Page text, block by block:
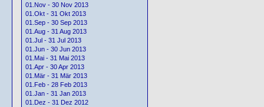
01.Nov - 30 Nov 2013
01.Okt - 31 Okt 2013
01.Sep - 30 Sep 2013
01.Aug - 31 Aug 2013
01.Jul - 31 Jul 2013
01.Jun - 30 Jun 2013
01.Mai - 31 Mai 2013
01.Apr - 30 Apr 2013
01.Mär - 31 Mär 2013
01.Feb - 28 Feb 2013
01.Jan - 31 Jan 2013
01.Dez - 31 Dez 2012